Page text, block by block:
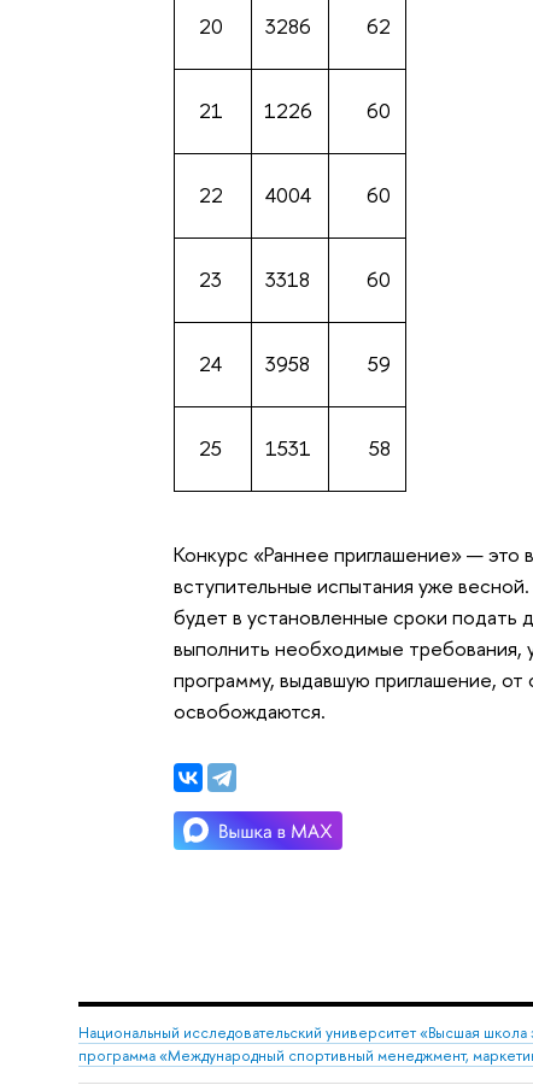
20 3286 62
21 1226 60
22 4004 60
23 3318 60
24 3958 59
25 1531 58
Конкурс «Раннее приглашение» — это
вступительные испытания уже
будет в установленные сроки подать
выполнить необходимые требования,
программу, выдавшую приглашение,
освобождаются.
Национальный исследовательский университет «Высшая школа
программа «Международный спортивный менеджмент,